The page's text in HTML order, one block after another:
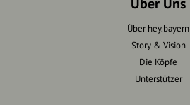
Über hey.bayern
Story & Vision
Die Köpfe
Unterstützer